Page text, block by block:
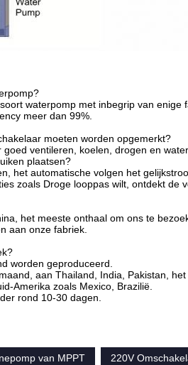
waterpomp met inbegrip van enige
meer dan 99%.
moeten worden opgemerkt?
ventileren, koelen, drogen en
plaatsen?
het automatische volgen het
zoals Droge looppas wilt, ontdekt de
het meeste onthaal om ons te
aan onze fabriek.
worden geproduceerd.
aan Thailand, India, Pakistan,
Amerika zoals Mexico, Brazilië.
rond 10-30 dagen.
van MPPT
220V